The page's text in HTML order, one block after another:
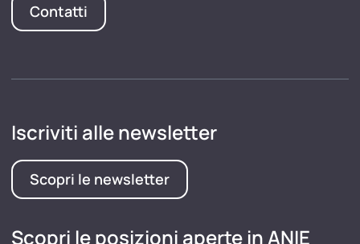
Contatti
Iscriviti alle newsletter
Scopri le newsletter
Scopri le posizioni aperte in ANIE